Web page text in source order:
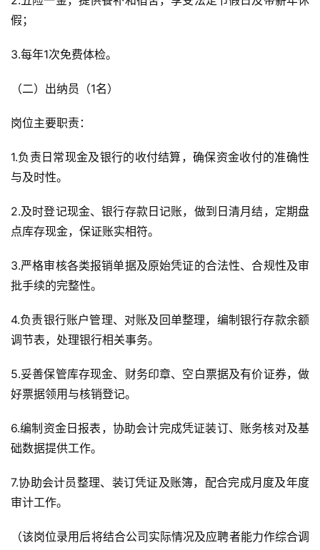
假；
3.每年1次免费体检。
（二）出纳员（1名）
岗位主要职责：
1.负责日常现金及银行的收付结算，确保资金收付的准确性
与及时性。
2.及时登记现金、银行存款日记账，做到日清月结，定期盘
点库存现金，保证账实相符。
3.严格审核各类报销单据及原始凭证的合法性、合规性及审
批手续的完整性。
4.负责银行账户管理、对账及回单整理，编制银行存款余额
调节表，处理银行相关事务。
5.妥善保管库存现金、财务印章、空白票据及有价证券，做
好票据领用与核销登记。
6.编制资金日报表，协助会计完成凭证装订、账务核对及基
础数据提供工作。
7.协助会计员整理、装订凭证及账簿，配合完成月度及年度
审计工作。
（该岗位录用后将结合公司实际情况及应聘者能力作综合调